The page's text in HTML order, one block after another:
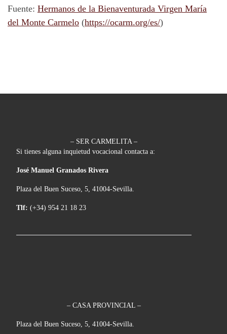
Fuente: Hermanos de la Bienaventurada Virgen María
del Monte Carmelo (https://ocarm.org/es/)
– SER CARMELITA –
Si tienes alguna inquietud vocacional contacta a:
José Manuel Granados Rivera
Plaza del Buen Suceso, 5, 41004-Sevilla.
Tlf: (+34) 954 21 18 23
– CASA PROVINCIAL –
Plaza del Buen Suceso, 5, 41004-Sevilla.